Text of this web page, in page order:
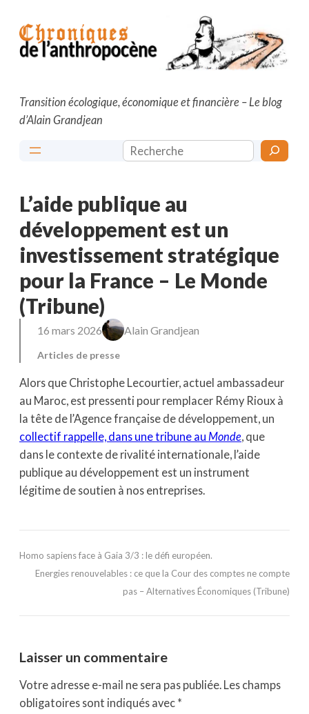
contenu
Transition écologique, économique et financière – Le blog
d’Alain Grandjean
Rechercher
L’aide publique au
développement est un
investissement stratégique
pour la France – Le Monde
(Tribune)
16 mars 2026 Alain Grandjean
Articles de presse
Alors que Christophe Lecourtier, actuel ambassadeur
au Maroc, est pressenti pour remplacer Rémy Rioux à
la tête de l’Agence française de développement, un
collectif rappelle, dans une tribune au Monde, que
dans le contexte de rivalité internationale, l’aide
publique au développement est un instrument
légitime de soutien à nos entreprises.
Homo sapiens face à Gaia 3/3 : le défi européen.
Energies renouvelables : ce que la Cour des comptes ne compte
pas – Alternatives Économiques (Tribune)
Laisser un commentaire
Votre adresse e-mail ne sera pas publiée. Les champs
obligatoires sont indiqués avec *